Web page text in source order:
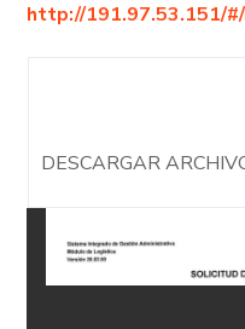
http://191.97.53.151/
DESCARGAR